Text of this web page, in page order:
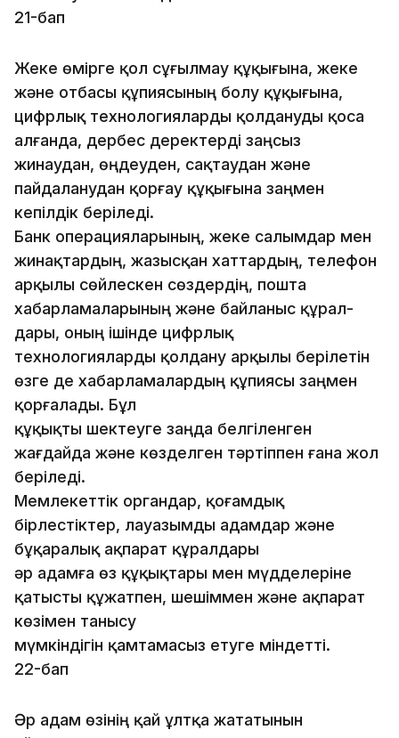
21-бап
Жеке өмірге қол сұғылмау құқығына, жеке
және отбасы құпиясының болу құқығына,
цифрлық технологияларды қолдануды қоса
алғанда, дербес деректерді заңсыз
жинаудан, өңдеуден, сақтаудан және
пайдаланудан қорғау құқығына заңмен
кепілдік беріледі.
Банк операцияларының, жеке салымдар мен
жинақ­тардың, жазысқан хаттардың, телефон
арқылы сөйлескен сөздердің, пошта
хабарламаларының және байланыс құрал­
дары, оның ішінде цифрлық
технологияларды қолдану арқылы берілетін
өзге де хабарламалардың құпиясы заңмен
қорғалады. Бұл
құқықты шектеуге заңда белгіленген
жағдайда және көзделген тәртіппен ғана жол
беріледі.
Мемлекеттік органдар, қоғамдық
бiрлестiктер, лауазым­ды адамдар және
бұқаралық ақпарат құралдары
әр адамға өз құқықтары мен мүдделерiне
қатысты құжатпен, шешiм­мен және ақпарат
көзiмен танысу
мүмкiндiгiн қамта­масыз етуге мiндеттi.
22-бап
Әр адам өзiнiң қай ұлтқа жататынын